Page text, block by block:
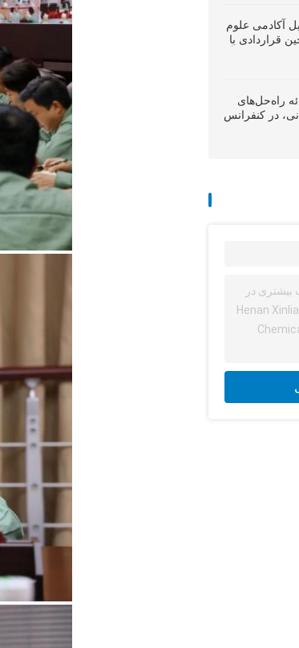
Certification (ISCC EU) پروژه متانول
پایگاه
توسعه
آکادمی علوم
قراردادی با
تا مشترکاً
را توسعه
راه‌حل‌های
در کنفرانس
کود